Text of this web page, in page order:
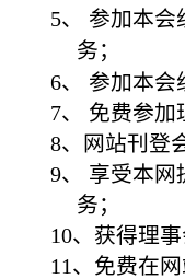
5、
参加本会
务；
6、
参加本会
7、
免费参加
8、
网站刊登
9、
享受本网
务；
10、获得理
11、免费在